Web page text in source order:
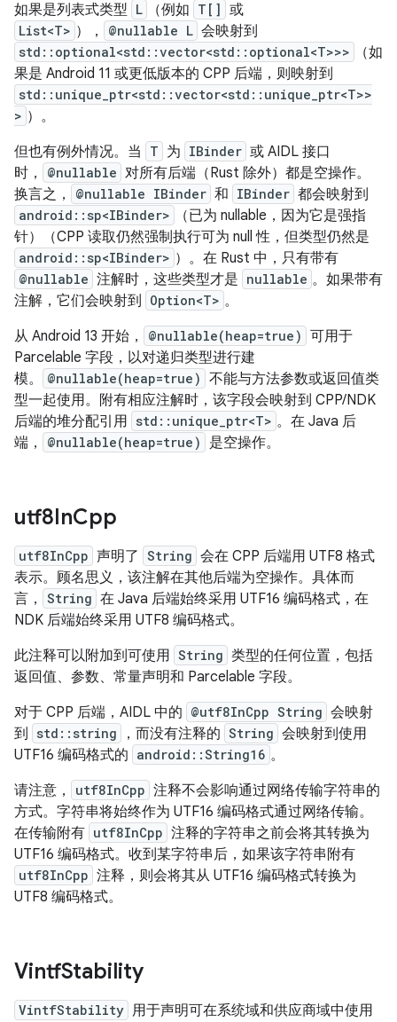
如果是列表式类型 L （例如 T[] 或
List<T> ）， @nullable L 会映射到
std::optional<std::vector<std::optional<T>>>
（如
果是 Android 11 或更低版本的 CPP 后端，则映射到
std::unique_ptr<std::vector<std::unique_ptr<T>>
> ）。
但也有例外情况。当
T 为 IBinder 或 AIDL 接口
时，
@nullable 对所有后端（Rust 除外）都是空操作。
换言之，
@nullable IBinder 和 IBinder 都会映射到
android::sp<IBinder>
（已为 nullable，因为它是强指
针）（CPP 读取仍然强制执行可为 null 性，但类型仍然是
android::sp<IBinder> ）。在 Rust 中，只有带有
@nullable 注解时，这些类型才是 nullable 。 如果带有
注解，它们会映射到
Option<T> 。
从 Android 13 开始，
@nullable(heap=true) 可用于
Parcelable 字段，以对递归类型进行建
模。
@nullable(heap=true) 不能与方法参数或返回值类
型一起使用。附有相应注解时，该字段会映射到 CPP/NDK
后端的堆分配引用 std::unique_ptr<T> 。在 Java 后
端，
@nullable(heap=true) 是空操作。
utf8InCpp
utf8InCpp 声明了 String 会在 CPP 后端用 UTF8 格式
表示。顾名思义，该注解在其他后端为空操作。具体而
言，
String 在 Java 后端始终采用 UTF16 编码格式，在
NDK 后端始终采用 UTF8 编码格式。
此注释可以附加到可使用 String 类型的任何位置，包括
返回值、参数、常量声明和 Parcelable 字段。
对于 CPP 后端，AIDL 中的 @utf8InCpp String 会映射
到
std::string ，而没有注释的 String 会映射到使用
UTF16 编码格式的 android::String16 。
请注意，
utf8InCpp 注释不会影响通过网络传输字符串的
方式。字符串将始终作为 UTF16 编码格式通过网络传输。
在传输附有 utf8InCpp 注释的字符串之前会将其转换为
UTF16 编码格式。收到某字符串后，如果该字符串附有
utf8InCpp 注释，则会将其从 UTF16 编码格式转换为
UTF8 编码格式。
VintfStability
VintfStability 用于声明可在系统域和供应商域中使用